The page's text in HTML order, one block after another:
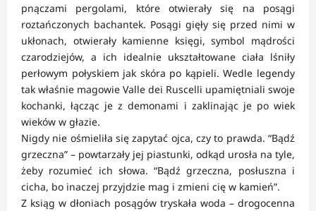
pnączami pergolami, które otwierały się na posągi
roztańczonych bachantek. Posągi gięły się przed nimi w
ukłonach, otwierały kamienne księgi, symbol mądrości
czarodziejów, a ich idealnie ukształtowane ciała lśniły
perłowym połyskiem jak skóra po kąpieli. Wedle legendy
tak właśnie magowie Valle dei Ruscelli upamiętniali swoje
kochanki, łącząc je z demonami i zaklinając je po wiek
wieków w głazie.
Nigdy nie ośmieliła się zapytać ojca, czy to prawda. “Bądź
grzeczna” – powtarzały jej piastunki, odkąd urosła na tyle,
żeby rozumieć ich słowa. “Bądź grzeczna, posłuszna i
cicha, bo inaczej przyjdzie mag i zmieni cię w kamień”.
Z ksiąg w dłoniach posągów tryskała woda – drogocenna